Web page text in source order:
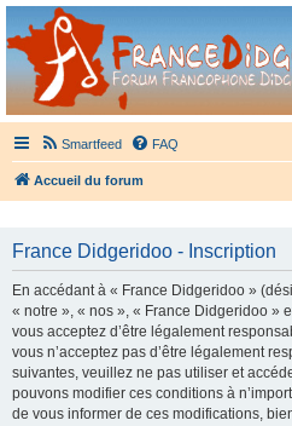
France Didgeridoo
Didgeridoo et Guimbarde sur France Didgeridoo
Smartfeed FAQ
Accueil du forum
France Didgeridoo - Inscription
En accédant à « France Didgeridoo »
« notre », « nos », « France Didgeridoo »
vous acceptez d’être légalement
vous n’acceptez pas d’être légalement
suivantes, veuillez ne pas utiliser et
pouvons modifier ces conditions à
de vous informer de ces modifications,